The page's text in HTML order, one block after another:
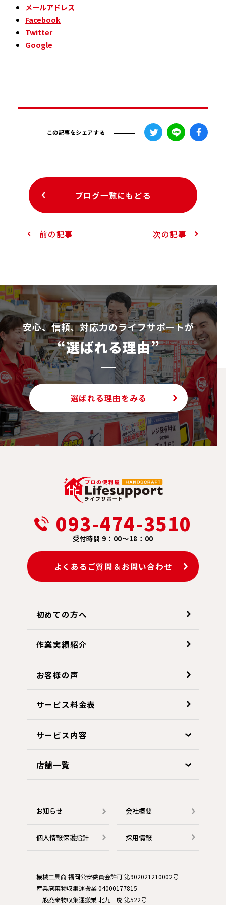
メールアドレス
Facebook
Twitter
Google
この記事をシェアする
前の記事
ブログ一覧にもどる
次の記事
安⼼、信頼、対応⼒のライフサポートが
“選ばれる理由”
選ばれる理由をみる
093-474-3510
受付時間 9：00～18：00
よくあるご質問＆お問い合わせ
初めての方へ
作業実績紹介
お客様の声
サービス料金表
サービス内容
店舗一覧
お知らせ 会社概要
個人情報保護指針 採用情報
機械工具商 福岡公安委員会許可 第902021210002号
産業廃棄物収集運搬業 04000177815
一般廃棄物収集運搬業 北九一廃 第522号